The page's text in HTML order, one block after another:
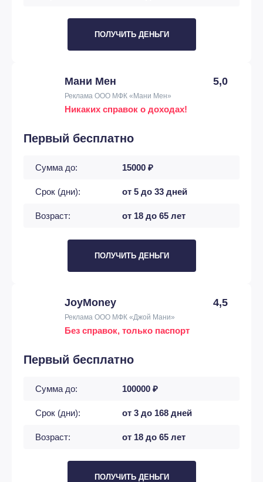
ПОЛУЧИТЬ ДЕНЬГИ
Мани Мен 5,0
Реклама ООО МФК «Мани Мен»
Никаких справок о доходах!
Первый бесплатно
Сумма до: 15000 ₽
Срок (дни): от 5 до 33 дней
Возраст: от 18 до 65 лет
ПОЛУЧИТЬ ДЕНЬГИ
JoyMoney 4,5
Реклама ООО МФК «Джой Мани»
Без справок, только паспорт
Первый бесплатно
Сумма до: 100000 ₽
Срок (дни): от 3 до 168 дней
Возраст: от 18 до 65 лет
ПОЛУЧИТЬ ДЕНЬГИ